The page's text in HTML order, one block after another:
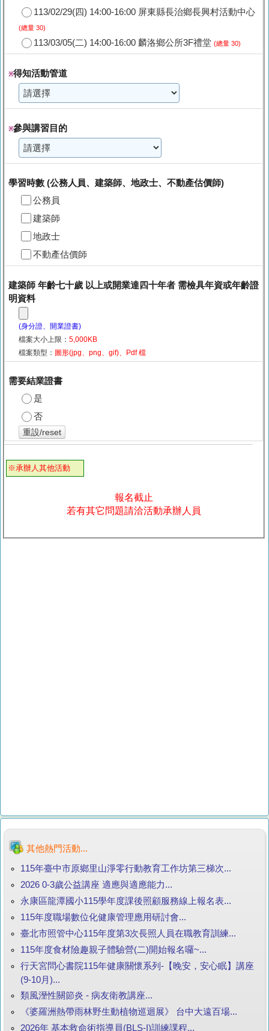
113/02/29(四) 14:00-16:00 屏東縣長治鄉長興村活動中心
(總量 30)
113/03/05(二) 14:00-16:00 麟洛鄉公所3F禮堂 (總量 30)
※得知活動管道
※參與講習目的
學習時數 (公務人員、建築師、地政士、不動產估價師)
公務員
建築師
地政士
不動產估價師
建築師 年齡七十歲 以上或開業達四十年者 需檢具年資或年齡證
明資料
(身分證、開業證書)
檔案大小上限： 5,000KB
檔案類型： 圖形(jpg、png、gif)、Pdf 檔
需要結業證書
是
否
重設/reset
※承辦人其他活動
報名截止
若有其它問題請洽活動承辦人員
其他熱門活動...
115年臺中市原鄉里山淨零行動教育工作坊第三梯次...
2026 0-3歲公益講座 適應與適應能力...
永康區龍潭國小115學年度課後照顧服務線上報名表...
115年度職場數位化健康管理應用研討會...
臺北市照管中心115年度第3次長照人員在職教育訓練...
115年度食材險趣親子體驗營(二)開始報名囉~...
行天宮問心書院115年健康關懷系列-【晚安，安心眠】講座
(9-10月)...
類風溼性關節炎 - 病友衛教講座...
《婆羅洲熱帶雨林野生動植物巡迴展》 台中大遠百場...
2026年 基本救命術指導員(BLS-I)訓練課程...